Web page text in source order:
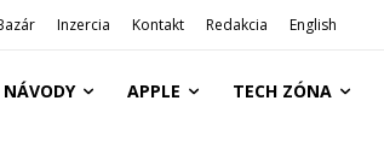
Inzercia Kontakt Redakcia English
NÁVODY APPLE TECH ZÓNA